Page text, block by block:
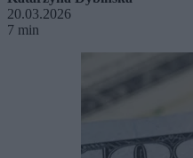
20.03.2026
7 min